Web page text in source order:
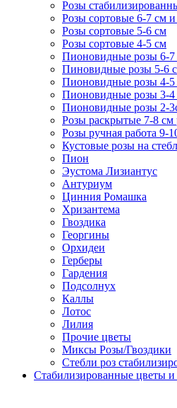
Розы
Розы сортовые 6-7 см
Розы сортовые 5-6 см
Розы сортовые 4-5 см
Пионовидные розы 6-7
Пиновидные розы 5-6
Пионовидные розы 4-5
Пионовидные розы 3-4
Пионовидные розы 2-
Розы раскрытые 7-8 см
Розы ручная работа 9-
Кустовые розы на
Пион
Эустома Лизиантус
Антуриум
Цинния Ромашка
Хризантема
Гвоздика
Георгины
Орхидеи
Герберы
Гардения
Подсолнух
Каллы
Лотос
Лилия
Прочие цветы
Миксы Розы/Гвоздики
Стебли роз
Стабилизированные цветы и